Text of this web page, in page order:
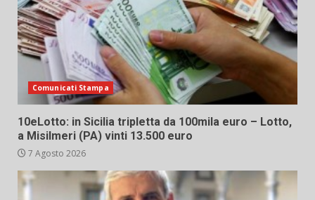
Comunicati Stampa
10eLotto: in Sicilia tripletta da 100mila euro – Lotto,
a Misilmeri (PA) vinti 13.500 euro
7 Agosto 2026